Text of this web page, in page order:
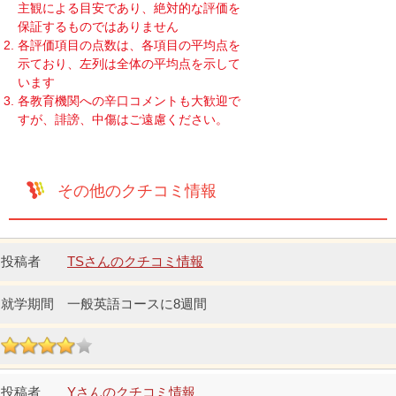
主観による目安であり、絶対的な評価を
保証するものではありません
各評価項目の点数は、各項目の平均点を
示ており、左列は全体の平均点を示して
います
各教育機関への辛口コメントも大歓迎で
すが、誹謗、中傷はご遠慮ください。
その他のクチコミ情報
TSさんのクチコミ情報
一般英語コースに8週間
Yさんのクチコミ情報